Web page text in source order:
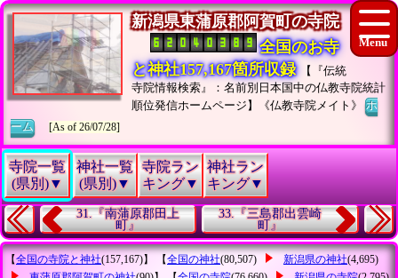
新潟県東蒲原郡阿賀町の寺院
全国のお寺
と神社157,167箇所収録
【『伝統
寺院情報検索』：名前別日本国中の仏教寺院統計
順位発信ホームページ】《仏教寺院メイト》ホ
ーム
[As of 26/07/28]
寺院一覧
(県別)▼
神社一覧
(県別)▼
寺院ラン
キング▼
神社ラン
キング▼
31.『南蒲原郡田上
町』
33.『三島郡出雲崎
町』
【全国の寺院と神社(157,167)】 【全国の神社(80,507) 新潟県の神社(4,695)